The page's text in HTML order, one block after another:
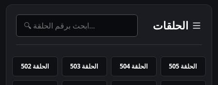
الحلقات
الحلقة 505 الحلقة 504 الحلقة 503 الحلقة 502